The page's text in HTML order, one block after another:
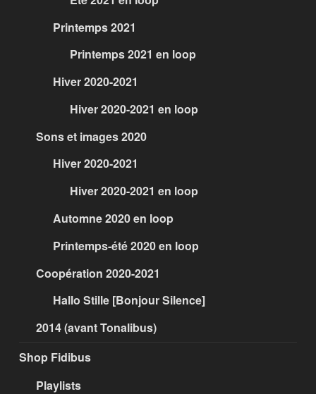
Printemps 2021
Printemps 2021 en loop
Hiver 2020-2021
Hiver 2020-2021 en loop
Sons et images 2020
Hiver 2020-2021
Hiver 2020-2021 en loop
Automne 2020 en loop
Printemps-été 2020 en loop
Coopération 2020-2021
Hallo Stille [Bonjour Silence]
2014 (avant Tonalibus)
Shop Fidibus
Playlists